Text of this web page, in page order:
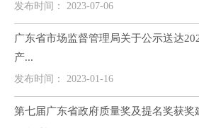
发布时间： 2023-07-06
广东省市场监督管理局关于公示送达
产...
发布时间： 2023-01-16
第七届广东省政府质量奖及提名奖获奖